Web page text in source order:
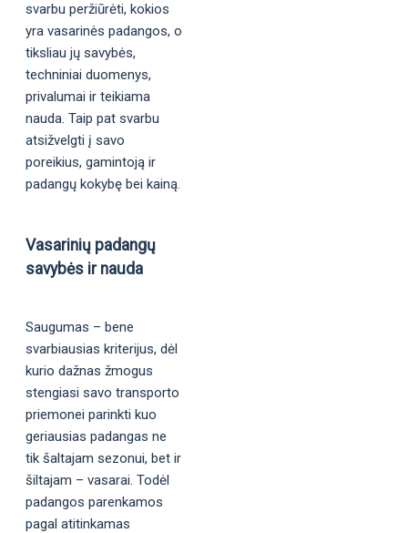
svarbu peržiūrėti, kokios
yra vasarinės padangos, o
tiksliau jų savybės,
techniniai duomenys,
privalumai ir teikiama
nauda. Taip pat svarbu
atsižvelgti į savo
poreikius, gamintoją ir
padangų kokybę bei kainą.
Vasarinių padangų
savybės ir nauda
Saugumas – bene
svarbiausias kriterijus, dėl
kurio dažnas žmogus
stengiasi savo transporto
priemonei parinkti kuo
geriausias padangas ne
tik šaltajam sezonui, bet ir
šiltajam – vasarai. Todėl
padangos parenkamos
pagal atitinkamas